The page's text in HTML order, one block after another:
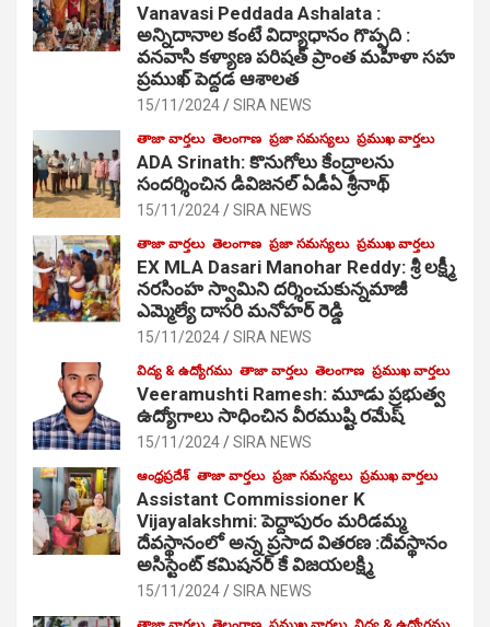
Vanavasi Peddada Ashalata :
అన్నిదానాల కంటే విద్యాధానం గొప్పది :
వనవాసి కళ్యాణ పరిషత్ ప్రాంత మహిళా సహ
ప్రముఖ్ పెద్దడ ఆశాలత
15/11/2024 SIRA NEWS
తాజా వార్తలు తెలంగాణ ప్రజా సమస్యలు ప్రముఖ వార్తలు
ADA Srinath: కొనుగోలు కేంద్రాల‌ను
సంద‌ర్శించిన డివిజనల్ ఏడీఏ శ్రీనాథ్
15/11/2024 SIRA NEWS
తాజా వార్తలు తెలంగాణ ప్రజా సమస్యలు ప్రముఖ వార్తలు
EX MLA Dasari Manohar Reddy: శ్రీ లక్ష్మీ
నరసింహ స్వామిని దర్శించుకున్నమాజీ
ఎమ్మెల్యే దాసరి మనోహర్ రెడ్డి
15/11/2024 SIRA NEWS
విద్య & ఉద్యోగము తాజా వార్తలు తెలంగాణ ప్రముఖ వార్తలు
Veeramushti Ramesh: మూడు ప్రభుత్వ
ఉద్యోగాలు సాధించిన వీరముష్టి రమేష్
15/11/2024 SIRA NEWS
ఆంధ్రప్రదేశ్ తాజా వార్తలు ప్రజా సమస్యలు ప్రముఖ వార్తలు
Assistant Commissioner K
Vijayalakshmi: పెద్దాపురం మరిడమ్మ
దేవస్థానంలో అన్న ప్రసాద వితరణ :దేవస్థానం
అసిస్టెంట్ కమిషనర్ కే విజయలక్ష్మి
15/11/2024 SIRA NEWS